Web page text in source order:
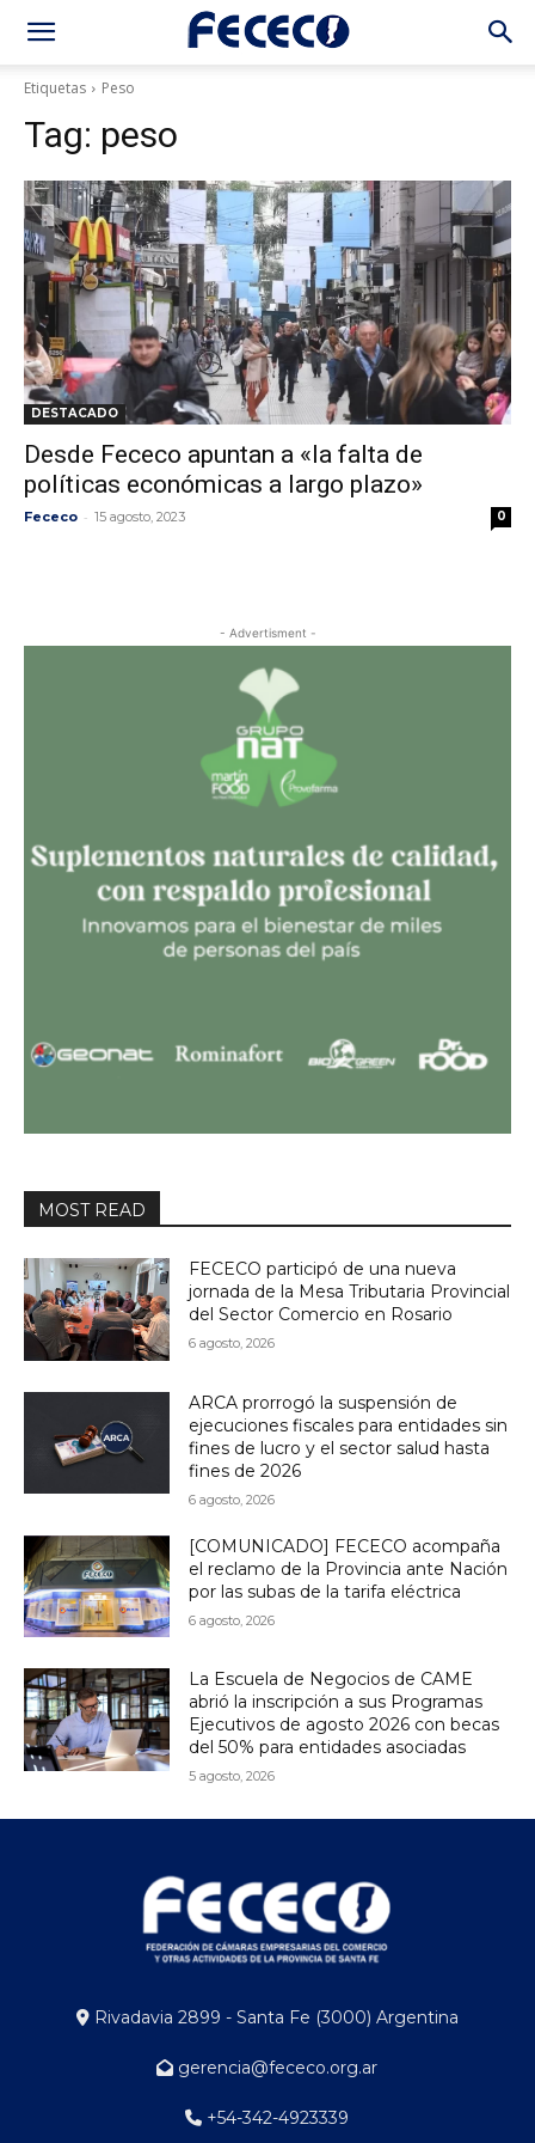
Etiquetas Peso
Tag: peso
DESTACADO
Desde Fececo apuntan a «la falta de
políticas económicas a largo plazo»
Fececo - 15 agosto, 2023 0
- Advertisment -
MOST READ
FECECO participó de una nueva
jornada de la Mesa Tributaria Provincial
del Sector Comercio en Rosario
6 agosto, 2026
ARCA prorrogó la suspensión de
ejecuciones fiscales para entidades sin
fines de lucro y el sector salud hasta
fines de 2026
6 agosto, 2026
[COMUNICADO] FECECO acompaña
el reclamo de la Provincia ante Nación
por las subas de la tarifa eléctrica
6 agosto, 2026
La Escuela de Negocios de CAME
abrió la inscripción a sus Programas
Ejecutivos de agosto 2026 con becas
del 50% para entidades asociadas
5 agosto, 2026
Rivadavia 2899 - Santa Fe (3000) Argentina
gerencia@fececo.org.ar
+54-342-4923339